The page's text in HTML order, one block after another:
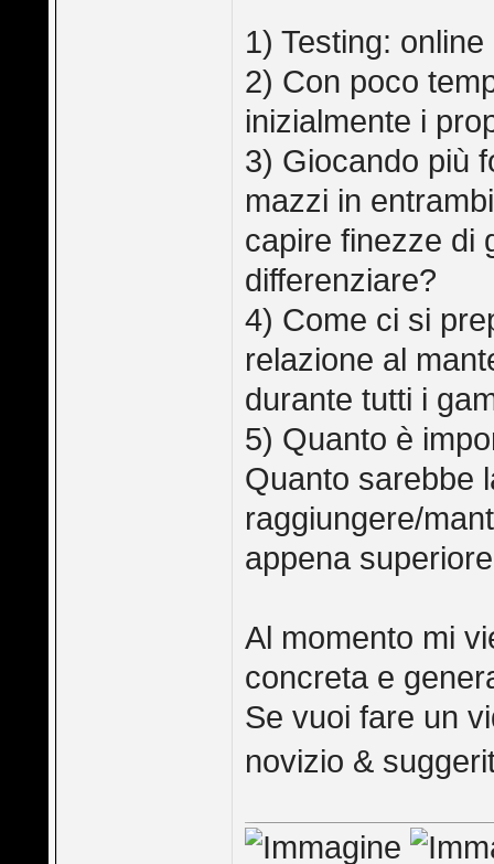
1) Testing:
2) Con poco
inizialmente i
3) Giocando più
mazzi in
capire finezze di
differenziare?
4) Come ci si
relazione al
durante tutti i
5) Quanto è
Quanto sarebbe
raggiungere/
appena
Al momento mi
concreta e
Se vuoi fare un
novizio &